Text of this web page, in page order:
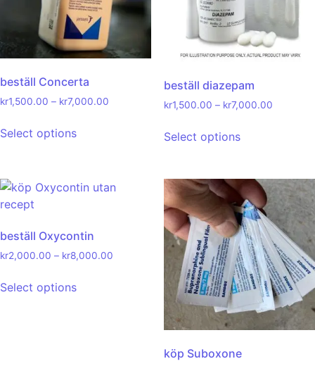
beställ Concerta
kr1,500.00 – kr7,000.00
Select options
beställ diazepam
kr1,500.00 – kr7,000.00
Select options
beställ Oxycontin
kr2,000.00 – kr8,000.00
Select options
köp Suboxone